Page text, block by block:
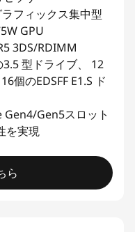
フィックス集中型
GPU
3DS/RDIMM
型ドライブ、 12
個のEDSFF E1.S ド
Gen4/Gen5スロット
を実現
ら